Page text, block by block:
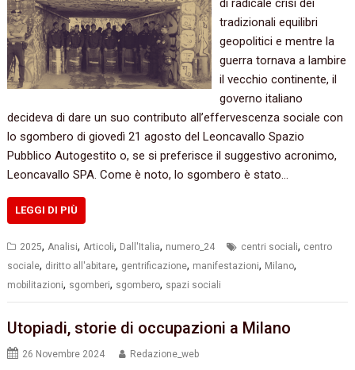
tradizionali equilibri
geopolitici e mentre la
guerra tornava a lambire
il vecchio continente, il
governo italiano
decideva di dare un suo contributo all’effervescenza sociale con
lo sgombero di giovedì 21 agosto del Leoncavallo Spazio
Pubblico Autogestito o, se si preferisce il suggestivo acronimo,
Leoncavallo SPA. Come è noto, lo sgombero è stato…
LEGGI DI PIÙ
2025, Analisi, Articoli, Dall'Italia, numero_24 centri sociali, centro
sociale, diritto all'abitare, gentrificazione, manifestazioni, Milano,
mobilitazioni, sgomberi, sgombero, spazi sociali
Utopiadi, storie di occupazioni a Milano
26 Novembre 2024 Redazione_web